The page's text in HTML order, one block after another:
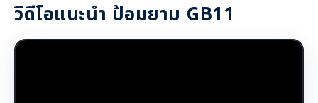
วิดีโอแนะนำ ป้อมยาม GB11